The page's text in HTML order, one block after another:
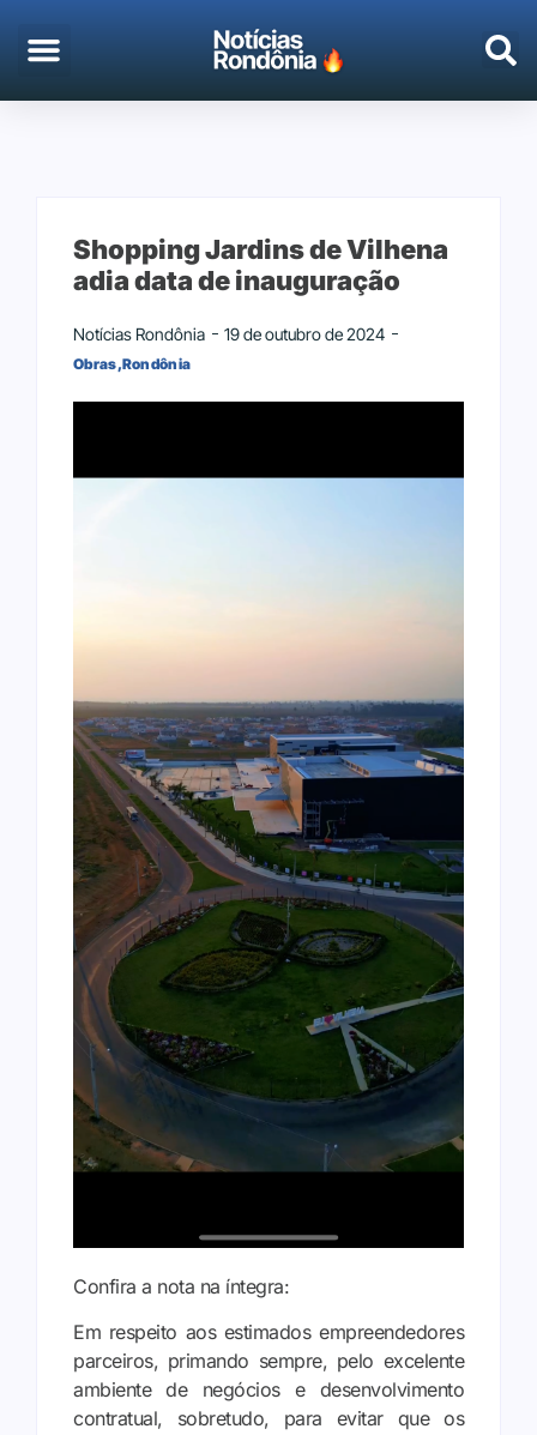
Shopping Jardins de Vilhena
adia data de inauguração
Notícias Rondônia 19 de outubro de 2024
Obras,Rondônia
Confira a nota na íntegra:
Em respeito aos estimados empreendedores
parceiros, primando sempre, pelo excelente
ambiente de negócios e desenvolvimento
contratual, sobretudo, para evitar que os